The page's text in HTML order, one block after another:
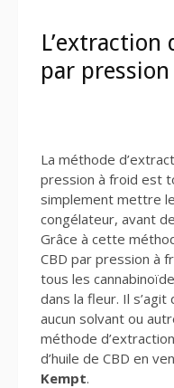
L’extraction
par
La méthode
pression à froid est
simplement mettre
congélateur, avant
Grâce à cette
CBD par pression à
tous les
dans la fleur. Il
aucun solvant ou
méthode
d’huile de CBD en
Kempt.